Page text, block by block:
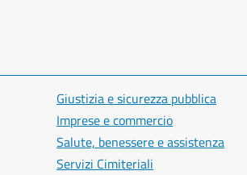
Giustizia e sicurezza pubblica
Imprese e commercio
Salute, benessere e assistenza
Servizi Cimiteriali